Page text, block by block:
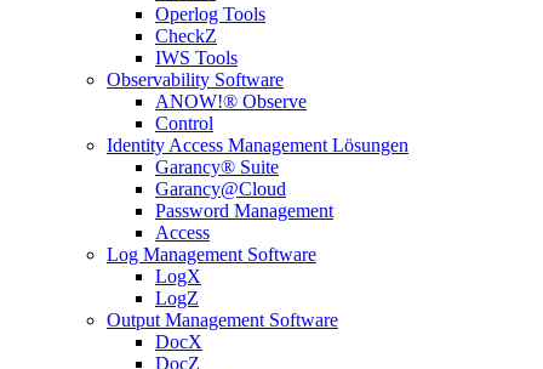
Operlog Tools
CheckZ
IWS Tools
Observability Software
ANOW!® Observe
Control
Identity Access Management Lösungen
Garancy® Suite
Garancy@Cloud
Password Management
Access
Log Management Software
LogX
LogZ
Output Management Software
DocX
DocZ